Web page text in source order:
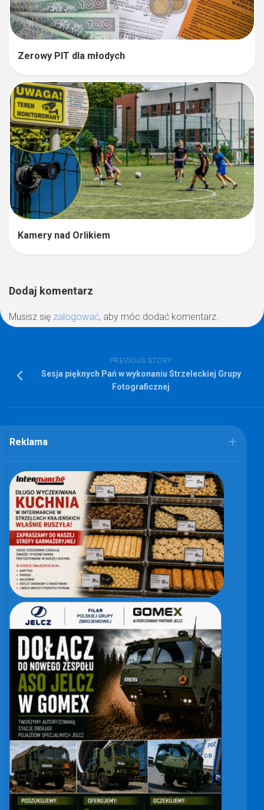
Zerowy PIT dla młodych
Kamery nad Orlikiem
Dodaj komentarz
Musisz się zalogować, aby móc dodać komentarz.
PREVIOUS STORY
Sesja pięknych Pań w wykonaniu Strzeleckiej Grupy
Fotograficznej
Reklama